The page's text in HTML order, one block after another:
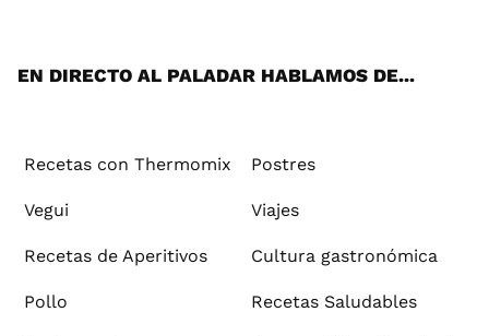
EN DIRECTO AL PALADAR HABLAMOS DE...
Recetas con Thermomix Postres
Vegui Viajes
Recetas de Aperitivos Cultura gastronómica
Pollo Recetas Saludables